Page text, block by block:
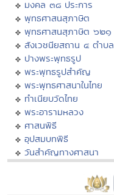
มงคล ๓๘ ประการ
พุทธศาสนสุภาษิต
พุทธศาสนสุภาษิต ๖๒๑
สังเวชนียสถาน ๔ ตำบล
ปางพระพุทธรูป
พระพุทธรูปสำคัญ
พระพุทธศาสนาในไทย
ทำเนียบวัดไทย
พระอารามหลวง
ศาสนพิธี
อุปสมบทพิธี
วันสำคัญทางศาสนา